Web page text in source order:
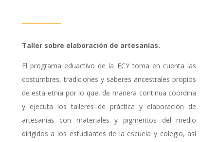
Taller sobre elaboración de artesanías.
El programa eduactivo de la ECY toma en cuenta las
costumbres, tradiciones y saberes ancestrales propios
de esta etnia por lo que, de manera continua coordina
y ejecuta los talleres de práctica y elaboración de
artesanías con materiales y pigmentos del medio
dirigidos a los estudiantes de la escuela y colegio, así